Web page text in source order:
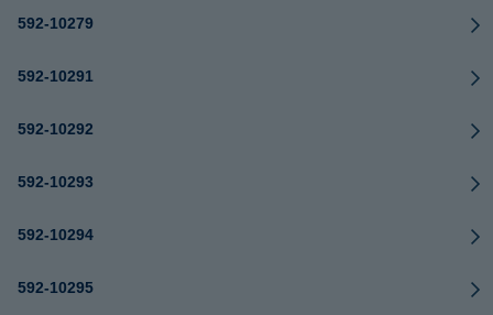
592-10279
592-10291
592-10292
592-10293
592-10294
592-10295